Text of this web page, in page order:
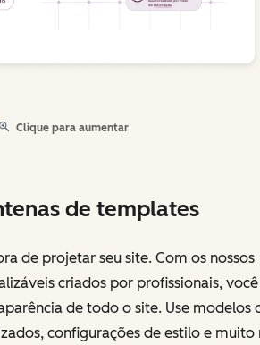
Clique para aumentar
de templates
de projetar seu site. Com os nossos
criados por profissionais, você
de todo o site. Use modelos
configurações de estilo e muito